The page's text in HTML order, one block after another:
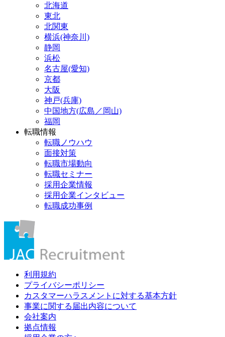
北海道
東北
北関東
横浜(神奈川)
静岡
浜松
名古屋(愛知)
京都
大阪
神戸(兵庫)
中国地方(広島／岡山)
福岡
転職情報
転職ノウハウ
面接対策
転職市場動向
転職セミナー
採用企業情報
採用企業インタビュー
転職成功事例
利用規約
プライバシーポリシー
カスタマーハラスメントに対する基本方針
事業に関する届出内容について
会社案内
拠点情報